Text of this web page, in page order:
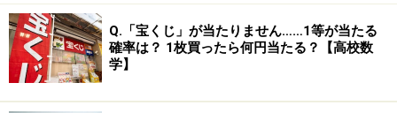
しかし、特色化選抜での合格の可能性が高まると期待す
る受験生が増えることで、これまで難関校への受験を控
えてきた受験生が強気の志願をしてくる可能性もありま
す。実はここが「落とし穴」になります。全体的な倍率
Q.「宝くじ」が当たりません……1等が当たる
確率は？ 1枚買ったら何円当たる？【高校数
学】